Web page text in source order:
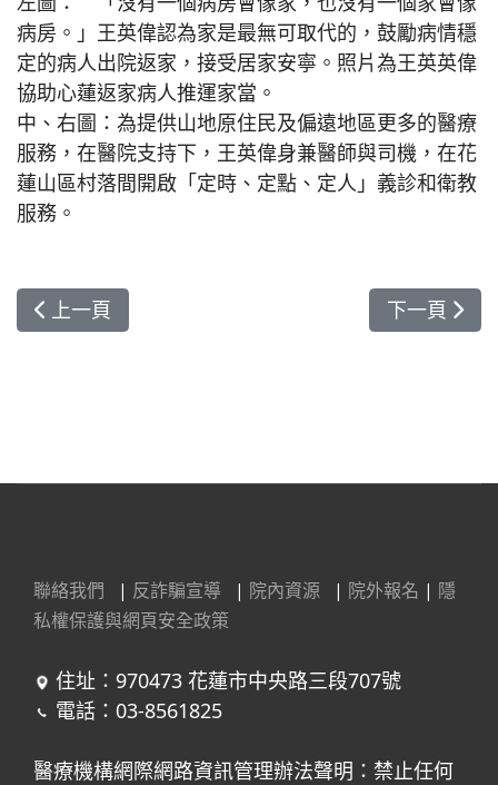
病房。」王英偉認為家是最無可取代的，鼓勵病情穩
定的病人出院返家，接受居家安寧。照片為王英英偉
協助心蓮返家病人推運家當。
中、右圖：為提供山地原住民及偏遠地區更多的醫療
服務，在醫院支持下，王英偉身兼醫師與司機，在花
蓮山區村落間開啟「定時、定點、定人」義診和衛教
服務。
上一篇文章: 慶祝醫師節 花蓮慈院防疫貢獻與多位
上一頁 下一篇文章
下一頁
聯絡我們 | 反詐騙宣導 | 院內資源 | 院外報名 | 隱
私權保護與網頁安全政策
住址：970473 花蓮市中央路三段707號
電話：03-8561825
醫療機構網際網路資訊管理辦法聲明：禁止任何